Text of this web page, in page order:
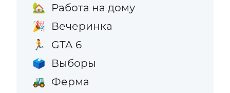
🏡 Работа на дому
🎉 Вечеринка
🏃 GTA 6
🗳️ Выборы
🚜 Ферма